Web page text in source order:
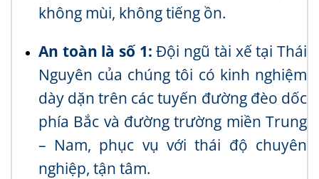
không mùi, không tiếng ồn.
An toàn là số 1: Đội ngũ tài xế tại Thái
Nguyên của chúng tôi có kinh nghiệm
dày dặn trên các tuyến đường đèo dốc
phía Bắc và đường trường miền Trung
– Nam, phục vụ với thái độ chuyên
nghiệp, tận tâm.